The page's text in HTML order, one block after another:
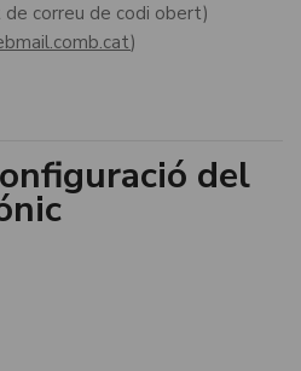
de correu de codi obert)
)
del